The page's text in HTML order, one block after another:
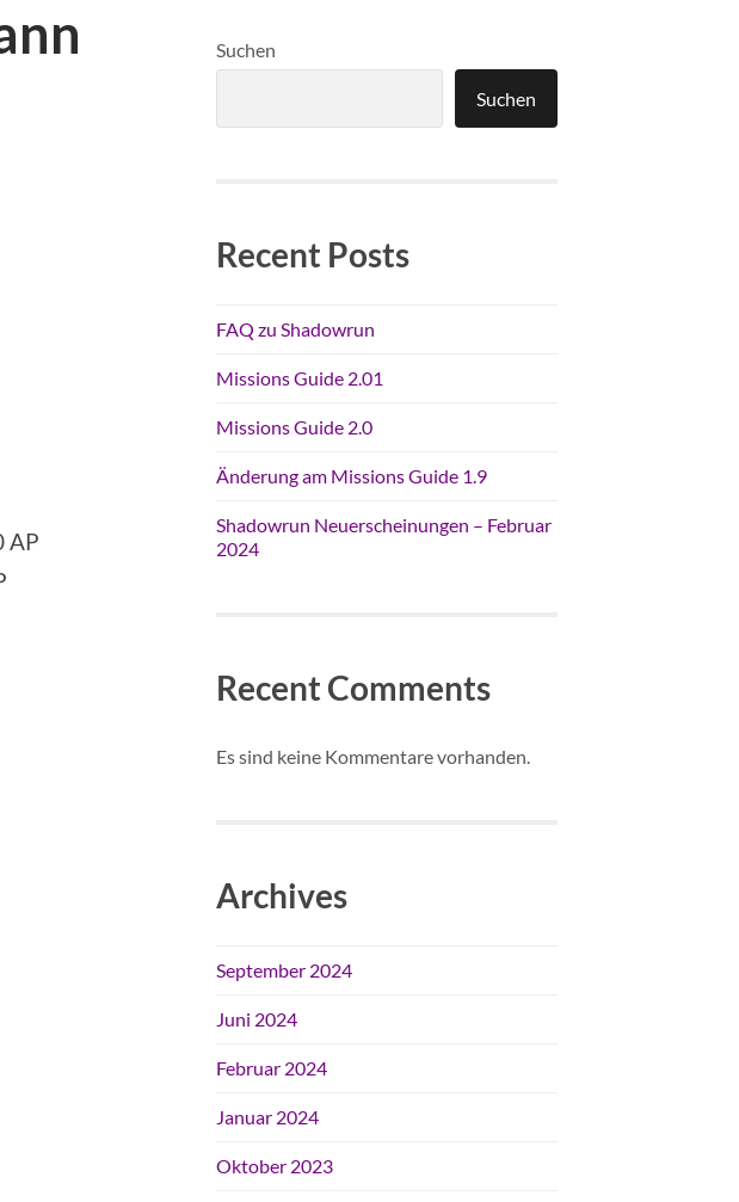
AP
Suchen
Suchen
Recent Posts
FAQ zu Shadowrun
Missions Guide 2.01
Missions Guide 2.0
Änderung am Missions Guide 1.9
Shadowrun Neuerscheinungen – Februar
2024
Recent Comments
Es sind keine Kommentare vorhanden.
Archives
September 2024
Juni 2024
Februar 2024
Januar 2024
Oktober 2023